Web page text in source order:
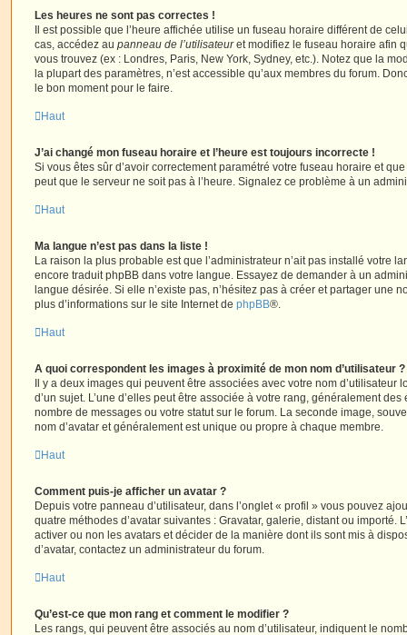
Les heures ne sont pas correctes !
Il est possible que l’heure affichée utilise un fuseau horaire différent de
cas, accédez au panneau de l’utilisateuret modifiez le fuseau horaire afin
vous trouvez (ex : Londres, Paris, New York, Sydney, etc.). Notez que la
la plupart des paramètres, n’est accessible qu’aux membres du forum.
le bon moment pour le faire.
Haut
J’ai changé mon fuseau horaire et l’heure est toujours incorrecte !
Si vous êtes sûr d’avoir correctement paramétré votre fuseau horaire et
peut que le serveur ne soit pas à l’heure. Signalez ce problème à un
Haut
Ma langue n’est pas dans la liste !
La raison la plus probable est que l’administrateur n’ait pas installé votre
encore traduit phpBB dans votre langue. Essayez de demander à un
langue désirée. Si elle n’existe pas, n’hésitez pas à créer et partager une
plus d’informations sur le site Internet de phpBB®.
Haut
A quoi correspondent les images à proximité de mon nom d’utilisateur ?
Il y a deux images qui peuvent être associées avec votre nom d’utilisateur
d’un sujet. L’une d’elles peut être associée à votre rang, généralement
nombre de messages ou votre statut sur le forum. La seconde image,
nom d’avatar et généralement est unique ou propre à chaque membre.
Haut
Comment puis-je afficher un avatar ?
Depuis votre panneau d’utilisateur, dans l’onglet « profil » vous pouvez
quatre méthodes d’avatar suivantes : Gravatar, galerie, distant ou importé.
activer ou non les avatars et décider de la manière dont ils sont mis à
d’avatar, contactez un administrateur du forum.
Haut
Qu’est-ce que mon rang et comment le modifier ?
Les rangs, qui peuvent être associés au nom d’utilisateur, indiquent le